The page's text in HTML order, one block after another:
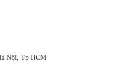
Nội, Tp HCM